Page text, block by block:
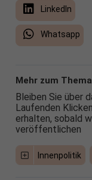
LinkedIn
Whatsapp
Mehr zum Thema
Bleiben Sie über
Laufenden
erhalten, sobald
veröffentlichen
Innenpolitik